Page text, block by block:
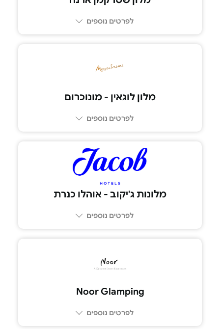
לפרטים נוספים
מלון לוגאין - מונוכרום
לפרטים נוספים
מלונות ג'יקוב - אוהלו כנרת
לפרטים נוספים
Noor Glamping
לפרטים נוספים